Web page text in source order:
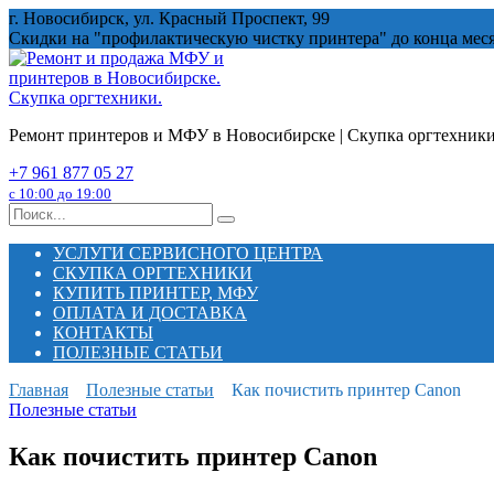
Перейти
к
содержанию
г. Новосибирск, ул. Красный Проспект, 99
Скидки на "профилактическую чистку принтера" до конца
Ремонт принтеров и МФУ в Новосибирске | Скупка оргтехники
+7 961 877 05 27
с 10:00 до 19:00
Search
for:
УСЛУГИ СЕРВИСНОГО ЦЕНТРА
СКУПКА ОРГТЕХНИКИ
КУПИТЬ ПРИНТЕР, МФУ
ОПЛАТА И ДОСТАВКА
КОНТАКТЫ
ПОЛЕЗНЫЕ СТАТЬИ
Главная
Полезные статьи
Как почистить принтер Canon
Полезные статьи
Как почистить принтер Canon